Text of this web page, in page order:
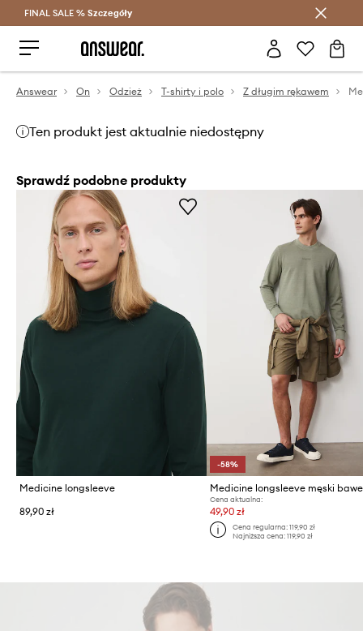
Oszczędzaj z Answear Club >
FINAL SALE % Szczegóły
Answear On Odzież T-shirty i polo Z długim rękawem
Ten produkt jest aktualnie niedostępny
Sprawdź podobne produkty
Medicine longsleeve
89,90 zł
-58%
Cena aktualna:
49,90 zł
Cena regularna: 119,90 zł
Najniższa cena: 119,90 zł